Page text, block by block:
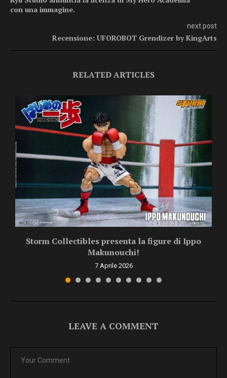
con una immagine.
next post
Recensione: UFOROBOT Grendizer by KingArts
RELATED ARTICLES
Storm Collectibles presenta la figure di Ippo
Makunouchi!
7 Aprile 2026
LEAVE A COMMENT